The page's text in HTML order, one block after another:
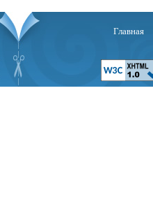
Главная